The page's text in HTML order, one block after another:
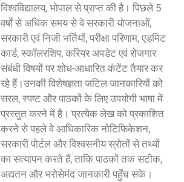
विश्वविद्यालय, भोपाल से प्राप्त की है। पिछले 5
वर्षों से अधिक समय से वे सरकारी योजनाओं,
सरकारी एवं निजी भर्तियों, परीक्षा परिणाम, एडमिट
कार्ड, स्कॉलरशिप, करियर अपडेट एवं रोजगार
संबंधी विषयों पर शोध-आधारित कंटेंट तैयार कर
रहे हैं।उनकी विशेषज्ञता जटिल जानकारियों को
सरल, स्पष्ट और पाठकों के लिए उपयोगी भाषा में
प्रस्तुत करने में है। प्रत्येक लेख को प्रकाशित
करने से पहले वे आधिकारिक नोटिफिकेशन,
सरकारी पोर्टल और विश्वसनीय स्रोतों से तथ्यों
का सत्यापन करते हैं, ताकि पाठकों तक सटीक,
अद्यतन और भरोसेमंद जानकारी पहुँच सके।